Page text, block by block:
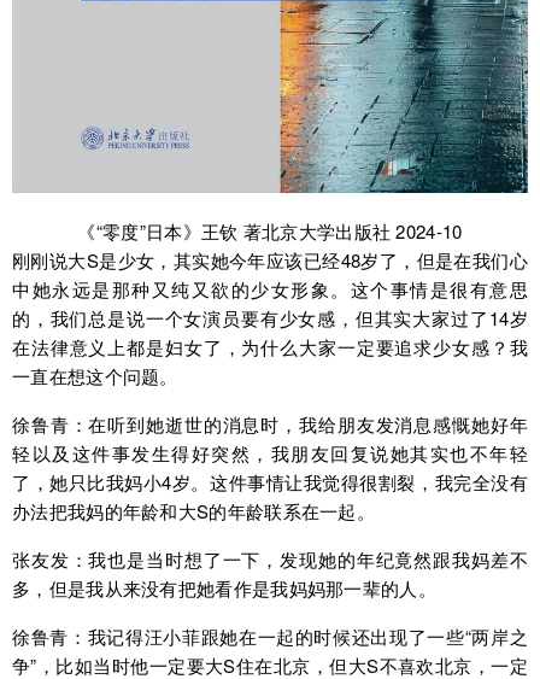
《“零度”日本》王钦 著北京大学出版社 2024-10
刚刚说大S是少女，其实她今年应该已经48岁了，但是在我们心
中她永远是那种又纯又欲的少女形象。这个事情是很有意思
的，我们总是说一个女演员要有少女感，但其实大家过了14岁
在法律意义上都是妇女了，为什么大家一定要追求少女感？我
一直在想这个问题。
徐鲁青：在听到她逝世的消息时，我给朋友发消息感慨她好年
轻以及这件事发生得好突然，我朋友回复说她其实也不年轻
了，她只比我妈小4岁。这件事情让我觉得很割裂，我完全没有
办法把我妈的年龄和大S的年龄联系在一起。
张友发：我也是当时想了一下，发现她的年纪竟然跟我妈差不
多，但是我从来没有把她看作是我妈妈那一辈的人。
徐鲁青：我记得汪小菲跟她在一起的时候还出现了一些“两岸之
争”，比如当时他一定要大S住在北京，但大S不喜欢北京，一定